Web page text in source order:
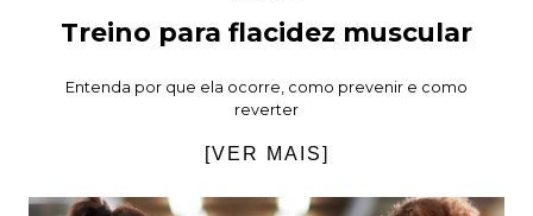
Treino para flacidez muscular
Entenda por que ela ocorre, como prevenir e como
reverter
[VER MAIS]